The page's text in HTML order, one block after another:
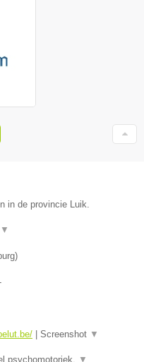
in de provincie Luik.
▼
)
Screenshot ▼
psychomotoriek, ▼